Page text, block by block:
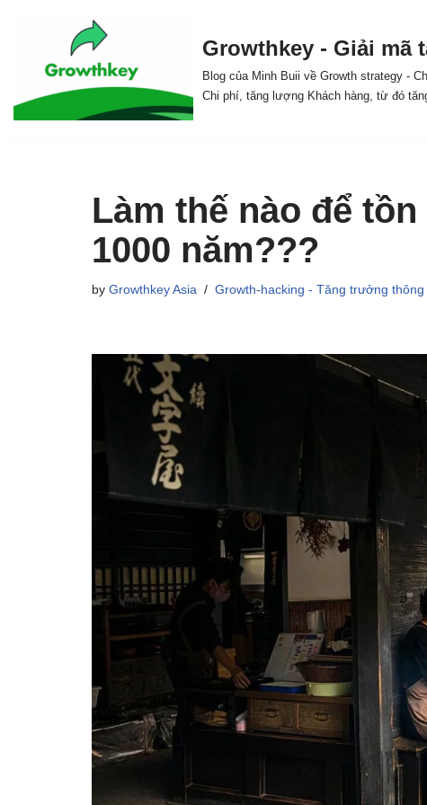
content
Growthkey - Giải
Blog của Minh Buii về Growth strategy -
Chi phí, tăng lượng Khách hàng, từ đó
Làm thế nào để
1000 năm???
by Growthkey Asia Growth-hacking - Tăng trưởng thông